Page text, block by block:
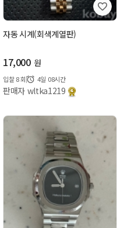
자동 시계(회색계열판)
17,000 원
입찰 8회 4일 08시간
판매자 wltka1219